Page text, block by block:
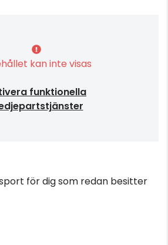
kan inte visas
funktionella
för dig som redan besitter